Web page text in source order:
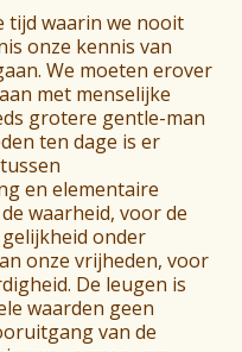
tijd waarin we nooit
onze kennis van
We moeten erover
met menselijke
grotere gentle-man
ten dage is er
en elementaire
waarheid, voor de
onder
onze vrijheden, voor
De leugen is
waarden geen
van de